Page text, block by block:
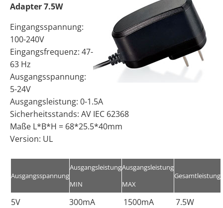
Adapter 7.5W
Eingangsspannung:
100-240V
Eingangsfrequenz: 47-
63 Hz
Ausgangsspannung:
5-24V
Ausgangsleistung: 0-1.5A
Sicherheitsstands: AV IEC 62368
Maße L*B*H = 68*25.5*40mm
Version: UL
Ausgangsspannung
Ausgangsleistung
MIN
Ausgangsleistung
MAX
Gesamtleistung
5V 300mA 1500mA
7.5W